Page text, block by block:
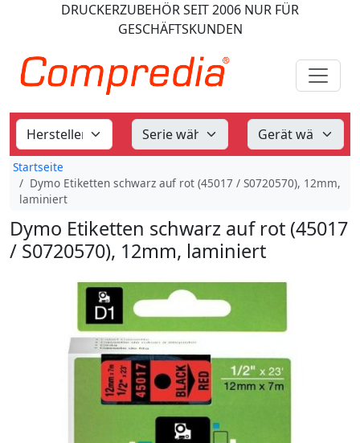
DRUCKERZUBEHÖRSEIT 2006 NUR FÜR
GESCHÄFTSKUNDEN
Startseite
Dymo Etiketten schwarz auf rot (45017 / S0720570), 12mm,
laminiert
Dymo Etiketten schwarz auf rot (45017
/ S0720570), 12mm, laminiert